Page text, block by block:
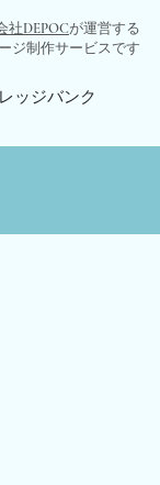
社DEPOCが運営する
ジ制作サービスです
ッジバンク